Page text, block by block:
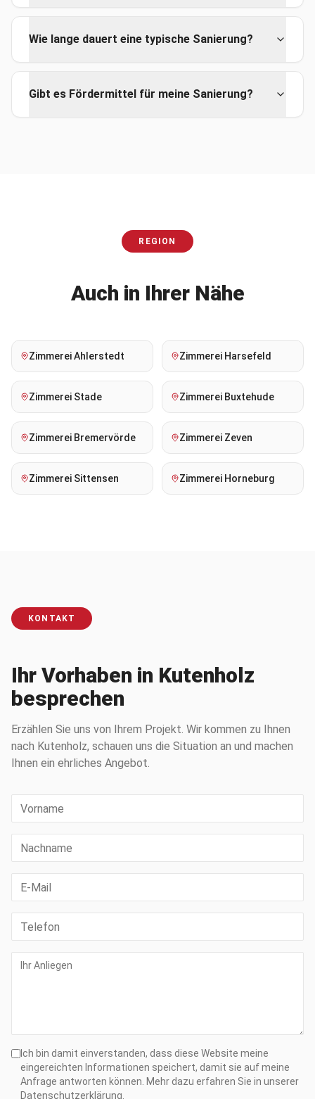
Wie lange dauert eine typische Sanierung?
Gibt es Fördermittel für meine Sanierung?
REGION
Auch in Ihrer Nähe
ZimmereiAhlerstedt Zimmerei Harsefeld
Zimmerei Stade Zimmerei Buxtehude
Zimmerei Bremervörde Zimmerei Zeven
Zimmerei Sittensen Zimmerei Horneburg
KONTAKT
Ihr Vorhaben in Kutenholz
besprechen
Erzählen Sie uns von Ihrem Projekt. Wir kommen zu Ihnen
nach Kutenholz, schauen uns die Situation an und machen
Ihnen ein ehrliches Angebot.
Ich bin damit einverstanden, dass diese Website meine
eingereichten Informationen speichert, damit sie auf meine
Anfrage antworten können. Mehr dazu erfahren Sie in unserer
Datenschutzerklärung.